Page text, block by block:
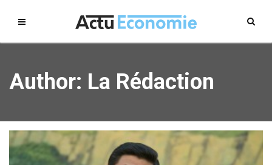
Author: La Rédaction